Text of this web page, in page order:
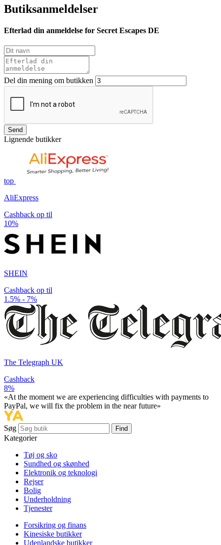
Butiksanmeldelser
Efterlad din anmeldelse for Secret Escapes DE
Del din mening om butikken
Send
Lignende butikker
top
AliExpress
Cashback op til
10%
SHEIN
Cashback op til
1.5% - 7%
The Telegraph UK
Cashback
8%
«At the moment we are experiencing difficulties with payments to
PayPal, we will fix the problem in the near future»
Søg Find
Kategorier
Tøj og sko
Sundhed og skønhed
Elektronik og teknologi
Rejser
Bolig
Underholdning
Tjenester
Forsikring og finans
Kinesiske butikker
Udenlandske butikker